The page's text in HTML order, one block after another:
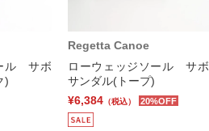
ル サボ
)
Regetta Canoe
ローウェッジソール サボ
サンダル(トープ)
¥6,384 （税込） 20%OFF